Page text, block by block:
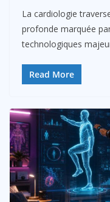
La cardiologie
profonde marquée
technologiques
Read More